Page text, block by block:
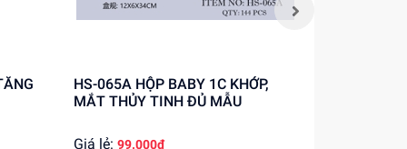
HS-065A HỘP BABY 1C KHỚP,
MẮT THỦY TINH ĐỦ MẪU
Giá lẻ: 99.000₫